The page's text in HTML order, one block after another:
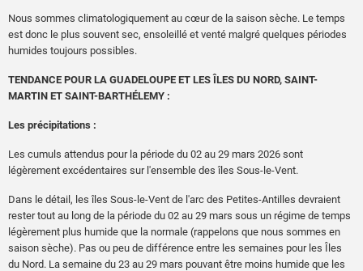
Nous sommes climatologiquement au cœur de la saison sèche. Le temps
est donc le plus souvent sec, ensoleillé et venté malgré quelques périodes
humides toujours possibles.
TENDANCE POUR LA GUADELOUPE ET LES ÎLES DU NORD, SAINT-
MARTIN ET SAINT-BARTHÉLEMY :
Les précipitations :
Les cumuls attendus pour la période du 02 au 29 mars 2026 sont
légèrement excédentaires sur l'ensemble des îles Sous-le-Vent.
Dans le détail, les îles Sous-le-Vent de l'arc des Petites-Antilles devraient
rester tout au long de la période du 02 au 29 mars sous un régime de temps
légèrement plus humide que la normale (rappelons que nous sommes en
saison sèche). Pas ou peu de différence entre les semaines pour les Îles
du Nord. La semaine du 23 au 29 mars pouvant être moins humide que les